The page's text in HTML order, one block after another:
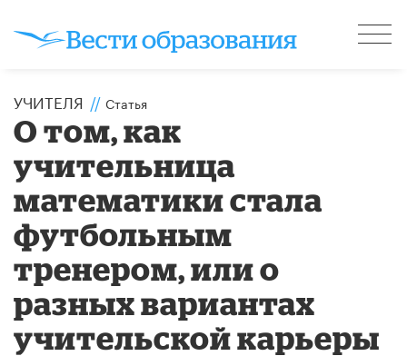
УЧИТЕЛЯ // Статья
О том, как
учительница
математики стала
футбольным
тренером, или о
разных вариантах
учительской карьеры